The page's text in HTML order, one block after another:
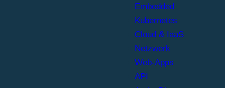
Embedded
Kubernetes
Cloud & IaaS
Netzwerk
Web-Apps
API